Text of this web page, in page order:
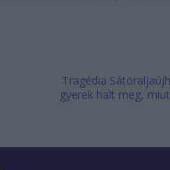
Tragédia
gyerek halt meg,